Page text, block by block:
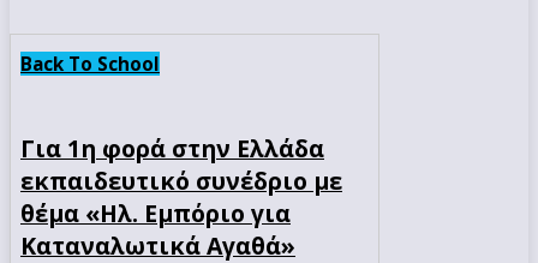
Back To School
Για 1η φορά στην Ελλάδα
εκπαιδευτικό συνέδριο με
θέμα «Ηλ. Εμπόριο για
Καταναλωτικά Αγαθά»